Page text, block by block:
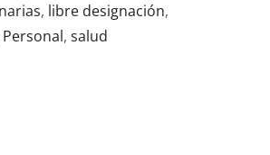
, libre designación,
Personal, salud